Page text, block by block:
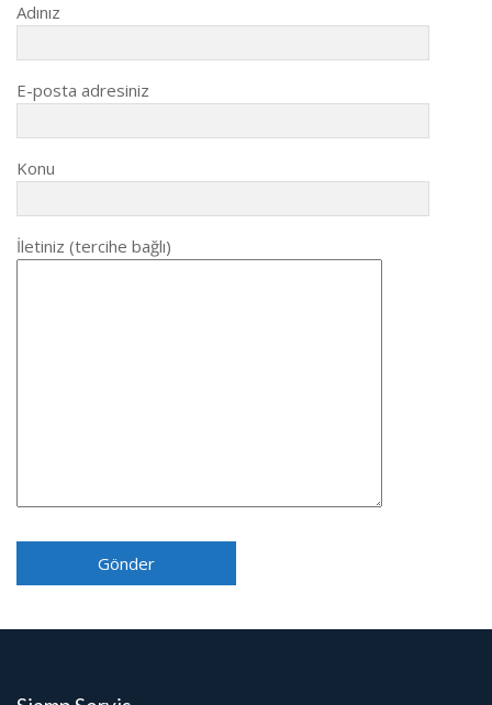
Adınız
E-posta adresiniz
Konu
İletiniz (tercihe bağlı)